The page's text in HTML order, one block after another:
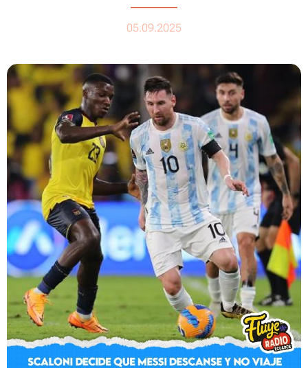
05.09.2025